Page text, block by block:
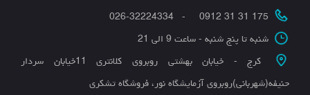
175 31 31 0912 - 026-32224334
شنبه تا پنج شنبه - ساعت 9 الی 21
کرج - خیابان بهشتی روبروی کلانتری 11خیابان سردار
حنیفه(شهربانی)روبروی آزمایشگاه نور، فروشگاه تشکری